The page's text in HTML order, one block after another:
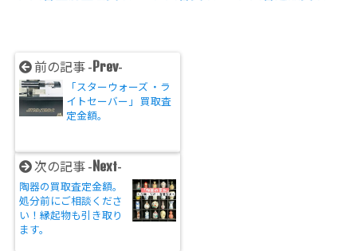
前の記事 -Prev-
「スターウォーズ ・ラ
イトセーバー」 買取査
定金額。
次の記事 -Next-
陶器の買取査定金額。
処分前にご相談くださ
い！縁起物も引き取り
ます。